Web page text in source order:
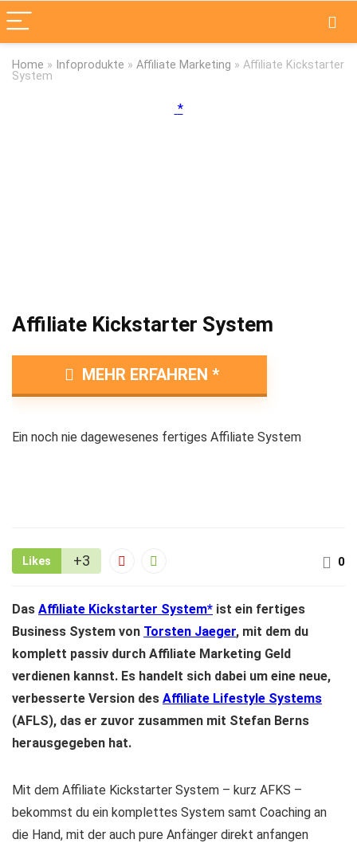
Home » Infoprodukte » Affiliate Marketing » Affiliate Kickstarter
System
Affiliate Kickstarter System
MEHR ERFAHREN
Ein noch nie dagewesenes fertiges Affiliate System
0
Likes +3
Das Affiliate Kickstarter System
ist ein fertiges
Business System von Torsten Jaeger, mit dem du
komplett passiv durch Affiliate Marketing Geld
verdienen kannst. Es handelt sich dabei um eine neue,
verbesserte Version des Affiliate Lifestyle Systems
(AFLS), das er zuvor zusammen mit Stefan Berns
herausgegeben hat.
Mit dem Affiliate Kickstarter System – kurz AFKS –
bekommst du ein komplettes System samt Coaching an
die Hand, mit der auch pure Anfänger direkt anfangen